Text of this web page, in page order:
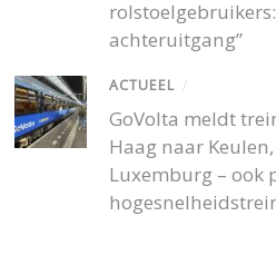
achteruitgang”
ACTUEEL /
GoVolta meldt
Haag naar
Luxemburg – ook